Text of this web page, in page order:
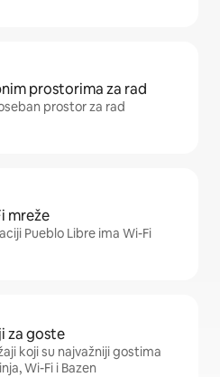
prostorima za rad
prostor za rad
mreže
Pueblo Libre ima Wi-Fi
za goste
koji su najvažniji gostima
Wi-Fi i Bazen